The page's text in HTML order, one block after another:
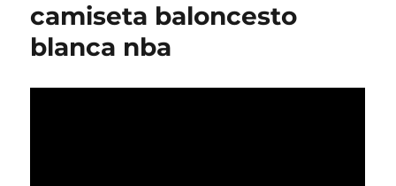
camiseta baloncesto
blanca nba